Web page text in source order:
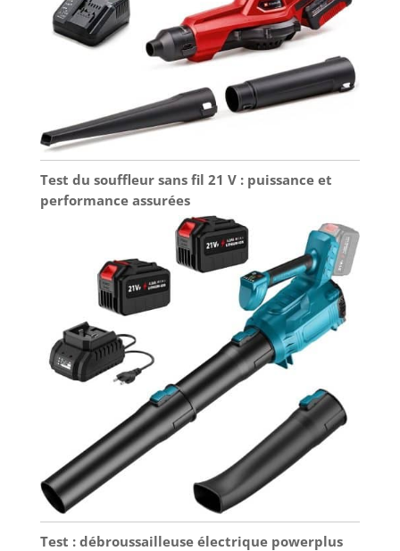
Test du souffleur sans fil 21 V : puissance et
performance assurées
Test : débroussailleuse électrique powerplus